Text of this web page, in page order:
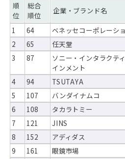
順
位
総合
順位
企業・ブランド名
1
64 ベネッセコーポレーシ
2
65 任天堂
3
87
ソニー・インタラクテ
インメント
4 94 TSUTAYA
5
107 バンダイナムコ
6
108 タカラトミー
7
121 JINS
8
152 アディダス
9
161 眼鏡市場